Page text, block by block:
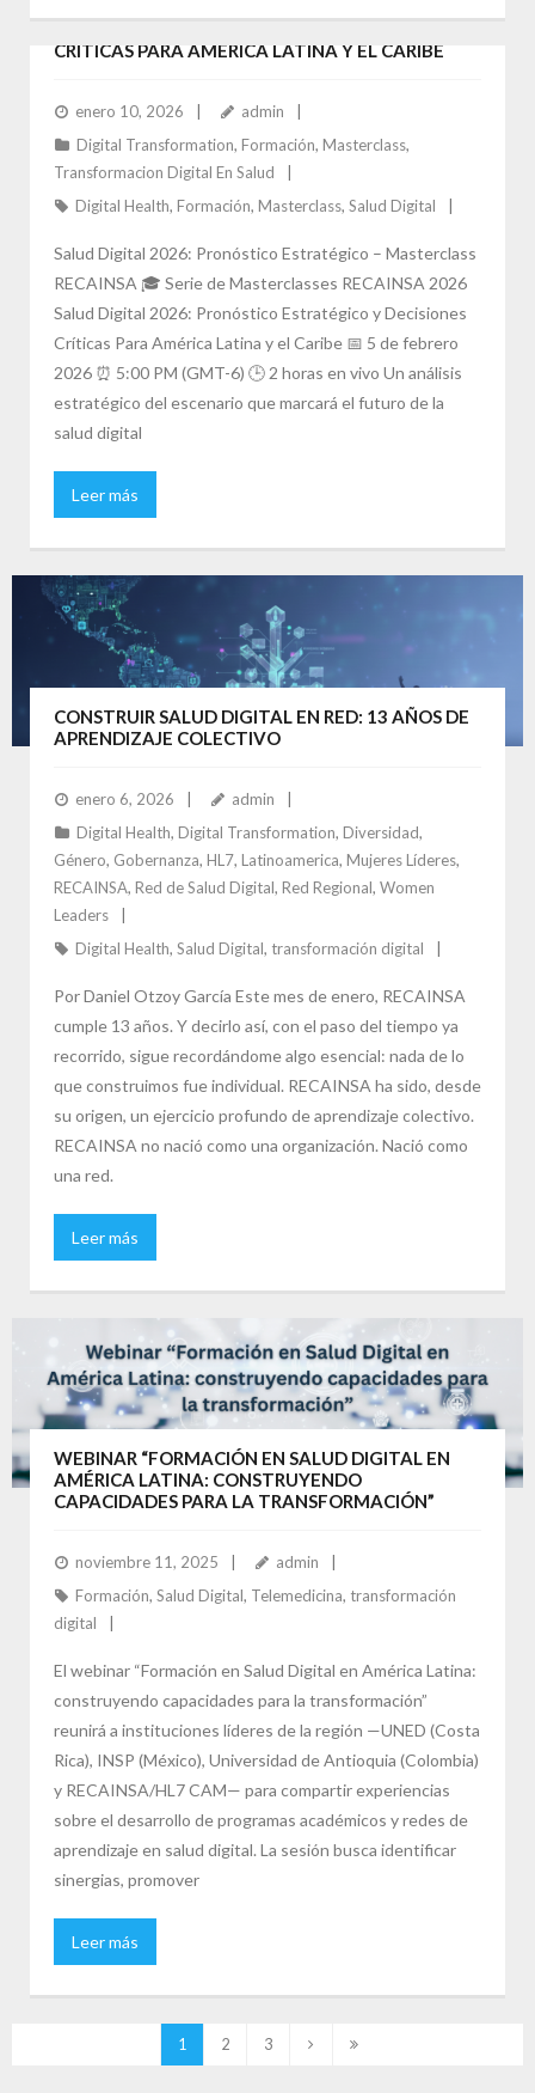
CRÍTICAS PARA AMÉRICA LATINA Y EL CARIBE
enero 10, 2026
admin
Digital Transformation, Formación, Masterclass,
Transformacion Digital En Salud
Digital Health, Formación, Masterclass, Salud Digital
Salud Digital 2026: Pronóstico Estratégico – Masterclass
RECAINSA 🎓 Serie de Masterclasses RECAINSA 2026
Salud Digital 2026: Pronóstico Estratégico y Decisiones
Críticas Para América Latina y el Caribe 📅 5 de febrero
2026 ⏰ 5:00 PM (GMT-6) 🕒 2 horas en vivo Un análisis
estratégico del escenario que marcará el futuro de la
salud digital
Leer más
CONSTRUIR SALUD DIGITAL EN RED: 13 AÑOS DE
APRENDIZAJE COLECTIVO
enero 6, 2026
admin
Digital Health, Digital Transformation, Diversidad,
Género, Gobernanza, HL7, Latinoamerica, Mujeres Líderes,
RECAINSA, Red de Salud Digital, Red Regional, Women
Leaders
Digital Health, Salud Digital, transformación digital
Por Daniel Otzoy García Este mes de enero, RECAINSA
cumple 13 años. Y decirlo así, con el paso del tiempo ya
recorrido, sigue recordándome algo esencial: nada de lo
que construimos fue individual. RECAINSA ha sido, desde
su origen, un ejercicio profundo de aprendizaje colectivo.
RECAINSA no nació como una organización. Nació como
una red.
Leer más
WEBINAR “FORMACIÓN EN SALUD DIGITAL EN
AMÉRICA LATINA: CONSTRUYENDO
CAPACIDADES PARA LA TRANSFORMACIÓN”
noviembre 11, 2025
admin
Formación, Salud Digital, Telemedicina, transformación
digital
El webinar “Formación en Salud Digital en América Latina:
construyendo capacidades para la transformación”
reunirá a instituciones líderes de la región —UNED (Costa
Rica), INSP (México), Universidad de Antioquia (Colombia)
y RECAINSA/HL7 CAM— para compartir experiencias
sobre el desarrollo de programas académicos y redes de
aprendizaje en salud digital. La sesión busca identificar
sinergias, promover
Leer más
1 2 3